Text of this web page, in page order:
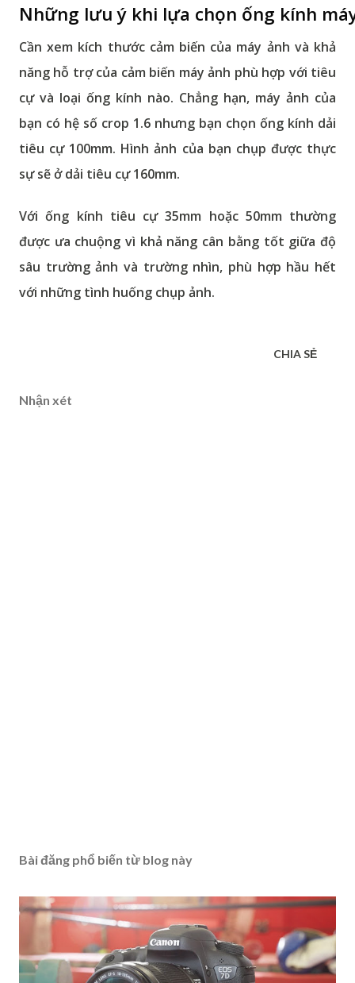
Những lưu ý khi lựa chọn ống kính
Cần xem kích thước cảm biến của máy ảnh và khả
năng hỗ trợ của cảm biến máy ảnh phù hợp với tiêu
cự và loại ống kính nào. Chẳng hạn, máy ảnh của
bạn có hệ số crop 1.6 nhưng bạn chọn ống kính dải
tiêu cự 100mm. Hình ảnh của bạn chụp được thực
sự sẽ ở dải tiêu cự 160mm.
Với ống kính tiêu cự 35mm hoặc 50mm thường
được ưa chuộng vì khả năng cân bằng tốt giữa độ
sâu trường ảnh và trường nhìn, phù hợp hầu hết
với những tình huống chụp ảnh.
CHIA SẺ
Nhận xét
Bài đăng phổ biến từ blog này